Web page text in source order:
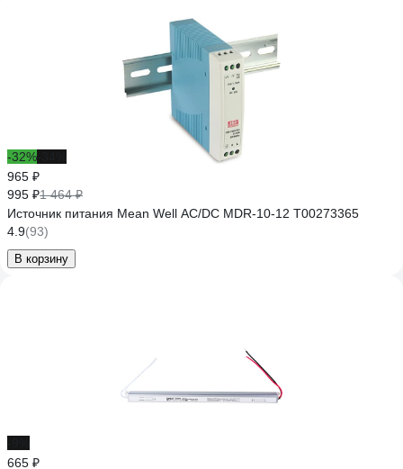
-32%
965 ₽
995 ₽1 464 ₽
Источник питания Mean Well AC/DC MDR-10-12 Т00273365
4.9(93)
В корзину
665 ₽